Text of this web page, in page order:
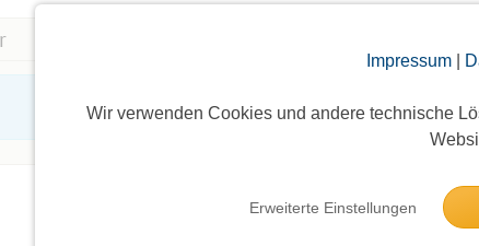
Impressum|
Wir verwenden Cookies und andere technische
Erweiterte Einstellungen
Die Bildergalerien sind nur für